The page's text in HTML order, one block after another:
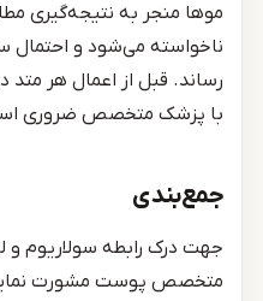
موها منجر به نتیجه‌گیری
ناخواسته می‌شود و احتمال
رساند. قبل از اعمال هر
با پزشک متخصص ضروری
جمع‌بندی
جهت درک رابطه سولاریوم و
متخصص پوست مشورت